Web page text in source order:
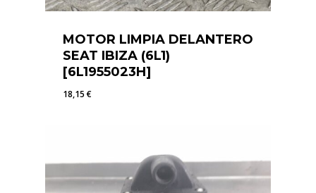
MOTOR LIMPIA DELANTERO
SEAT IBIZA (6L1)
[6L1955023H]
18,15€